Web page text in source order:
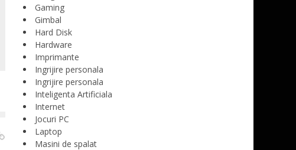
Gaming
Gimbal
Hard Disk
Hardware
Imprimante
Ingrijire personala
Ingrijire personala
Inteligenta Artificiala
Internet
Jocuri PC
Laptop
Masini de spalat